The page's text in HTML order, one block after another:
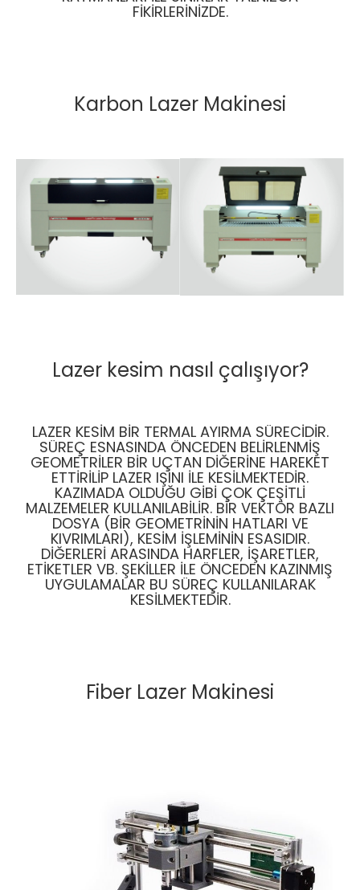
FIKIRLERINIZDE.
Karbon Lazer Makinesi
Lazer kesim nasıl çalışıyor?
LAZER KESIM BIR TERMAL AYIRMA SÜRECIDIR.
SÜREÇ ESNASINDA ÖNCEDEN BELIRLENMIŞ
GEOMETRILER BIR UÇTAN DIĞERINE HAREKET
ETTIRILIP LAZER IŞINI ILE KESILMEKTEDIR.
KAZIMADA OLDUĞU GIBI ÇOK ÇEŞITLI
MALZEMELER KULLANILABILIR. BIR VEKTÖR BAZLI
DOSYA (BIR GEOMETRININ HATLARI VE
KIVRIMLARI), KESIM IŞLEMININ ESASIDIR.
DIĞERLERI ARASINDA HARFLER, IŞARETLER,
ETIKETLER VB. ŞEKILLER ILE ÖNCEDEN KAZINMIŞ
UYGULAMALAR BU SÜREÇ KULLANILARAK
KESILMEKTEDIR.
Fiber Lazer Makinesi